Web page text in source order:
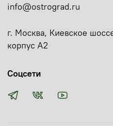
info@ostrograd.ru
г. Москва, Киевское
корпус А2
Соцсети